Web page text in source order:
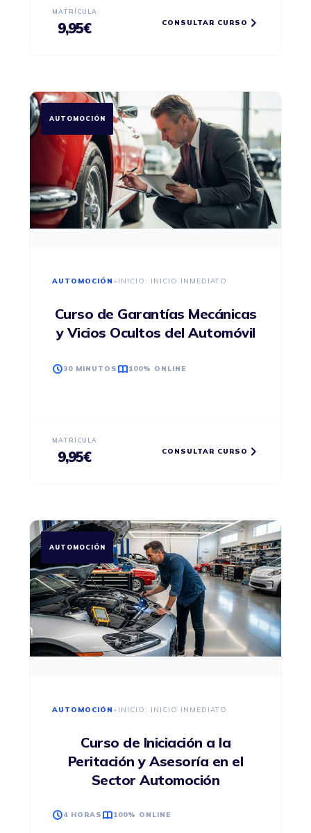
MATRÍCULA
9,95€ CONSULTAR CURSO
AUTOMOCIÓN
AUTOMOCIÓN • INICIO: INICIO INMEDIATO
Curso de Garantías Mecánicas
y Vicios Ocultos del Automóvil
30 MINUTOS 100% ONLINE
MATRÍCULA
9,95€ CONSULTAR CURSO
AUTOMOCIÓN
AUTOMOCIÓN • INICIO: INICIO INMEDIATO
Curso de Iniciación a la
Peritación y Asesoría en el
Sector Automoción
4 HORAS 100% ONLINE